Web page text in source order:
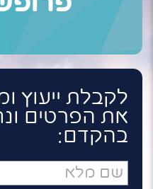
לקבלת ייעוץ
את הפרטים
בהקדם:
שם